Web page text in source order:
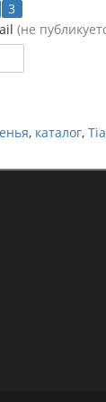
(не
, каталог,